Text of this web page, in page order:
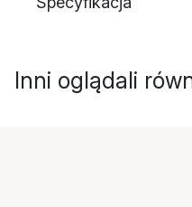
Inni oglądali